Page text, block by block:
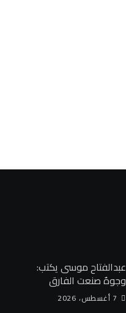
عبدالفتاح موسى يكتب:
وجوهٌ صنعت الفارق
7 أغسطس، 2026